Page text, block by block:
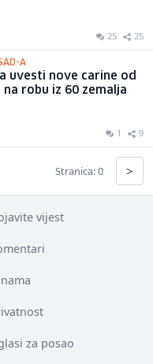
25 25
A
uvesti nove carine od
robu iz 60 zemalja
1 9
Stranica: 0 >
vijest
za posao